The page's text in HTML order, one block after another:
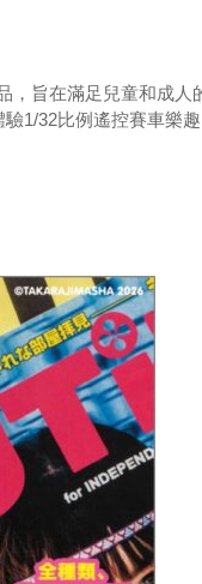
，旨在滿足兒童和成人
1/32比例遙控賽車樂